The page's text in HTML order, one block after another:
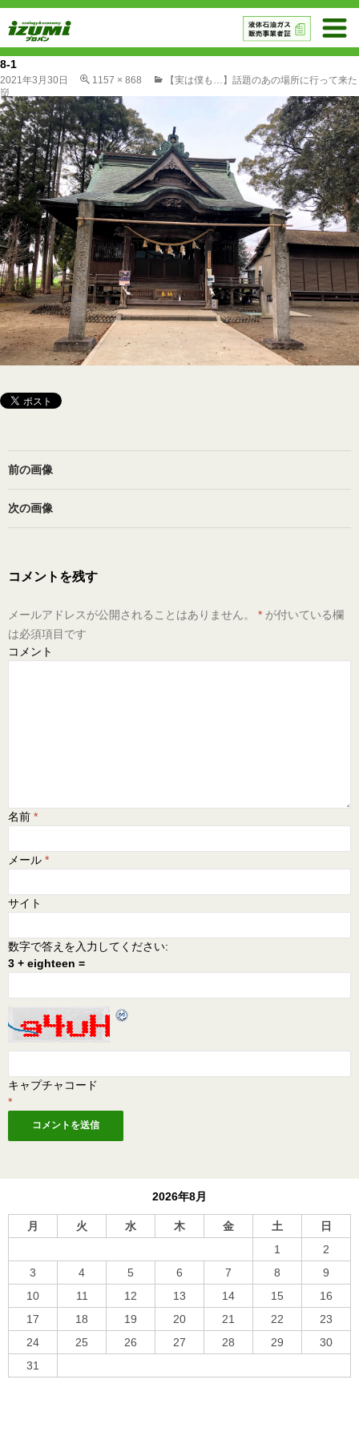
8-1
2021年3月30日 1157 × 868
【実は僕も…】話題のあの場所に行って来た
👹
前の画像
次の画像
コメントを残す
メールアドレスが公開されることはありません。 * が付いている欄
は必須項目です
コメント
名前 *
メール *
サイト
数字で答えを入力してください:
3 + eighteen =
キャプチャコード
*
2026年8月
月 火 水 木 金 土
日
1
2
3
4 5 6 7 8
9
10
11 12 13 14 15
16
17
18 19 20 21 22
23
24
25 26 27 28 29
30
31